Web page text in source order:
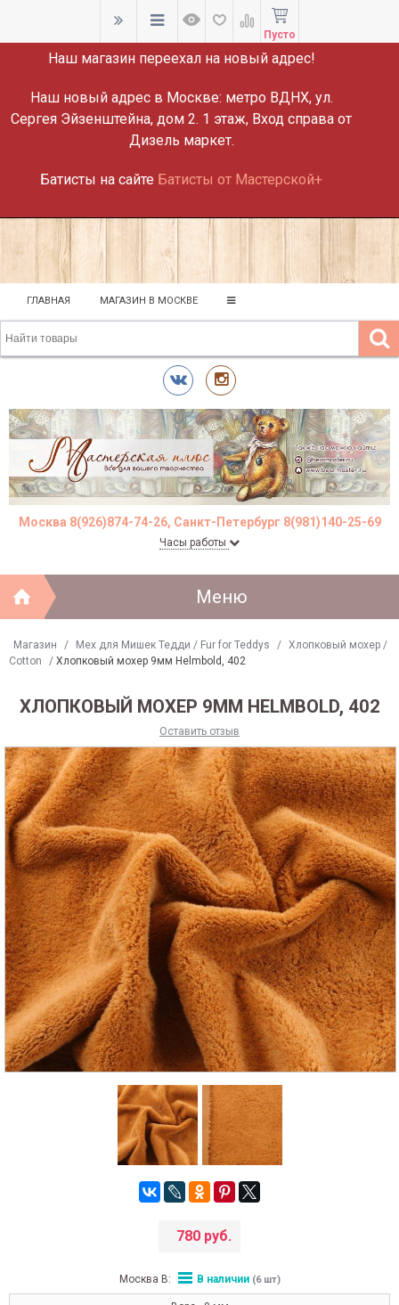
ВНИМАНИЕ!
Наш магазин переехал на новый адрес!
Наш новый адрес в Москве: метро ВДНХ, ул.
Сергея Эйзенштейна, дом 2. 1 этаж, Вход справа от
Дизель маркет.
Батисты на сайте Батисты от Мастерской+
Пусто
ГЛАВНАЯ МАГАЗИН В МОСКВЕ
Москва 8(926)874-74-26, Санкт-Петербург 8(981)140-25-69
Часы работы
Меню
Магазин / Мех для Мишек Тедди / Fur for Teddys / Хлопковый мохер /
Cotton
/ Хлопковый мохер 9мм Helmbold, 402
ХЛОПКОВЫЙ МОХЕР 9ММ HELMBOLD, 402
Оставить отзыв
780 руб.
Москва В: В наличии (6 шт)